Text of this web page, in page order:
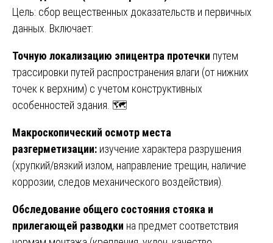
Цель: сбор вещественных доказательств и первичных
данных. Включает:
Точную локализацию эпицентра протечки путем
трассировки путей распространения влаги (от нижних
точек к верхним) с учетом конструктивных
особенностей здания. 🗺️
Макроскопический осмотр места
разгерметизации: изучение характера разрушения
(хрупкий/вязкий излом, направление трещин, наличие
коррозии, следов механического воздействия).
Обследование общего состояния стояка и
прилегающей разводки на предмет соответствия